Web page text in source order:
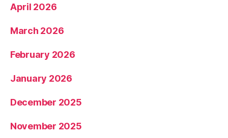
April 2026
March 2026
February 2026
January 2026
December 2025
November 2025